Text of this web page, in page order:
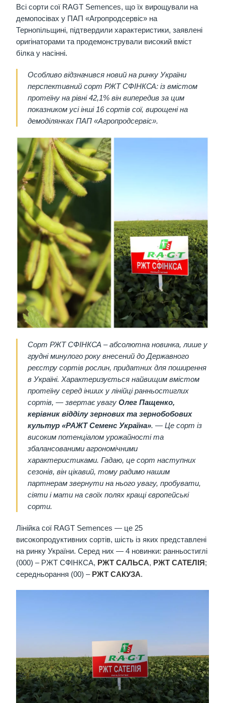
Всі сорти сої RAGT Semences, що їх вирощували на
демопосівах у ПАП «Агропродсервіс» на
Тернопільщині, підтвердили характеристики, заявлені
оригінаторами та продемонстрували високий вміст
білка у насінні.
Особливо відзначився новий на ринку України
перспективний сорт РЖТ СФІНКСА: із вмістом
протеїну на рівні 42,1% він випередив за цим
показником усі інші 16 сортів сої, вирощені на
демоділянках ПАП «Агропродсервіс».
Сорт РЖТ СФІНКСА – абсолютна новинка, лише у
грудні минулого року внесений до Державного
реєстру сортів рослин, придатних для поширення
в Україні. Характеризується найвищим вмістом
протеїну серед інших у лінійці ранньостиглих
сортів, — звертає увагуОлег Пащенко,
керівник відділу зернових та зернобобових
культур «РАЖТ Семенс Україна». — Це сорт із
високим потенціалом урожайності та
збалансованими агрономічними
характеристиками. Гадаю, це сорт наступних
сезонів, він цікавий, тому радимо нашим
партнерам звернути на нього увагу, пробувати,
сіяти і мати на своїх полях кращі європейські
сорти.
Лінійка сої RAGT Semences — це 25
високопродуктивних сортів, шість із яких представлені
на ринку України. Серед них — 4 новинки: ранньостиглі
(000) – РЖТ СФІНКСА, РЖТ САЛЬСА, РЖТ САТЕЛІЯ;
середньорання (00) – РЖТ САКУЗА.